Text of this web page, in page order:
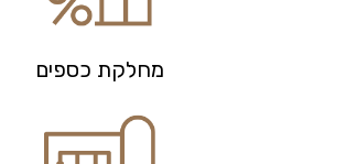
מחלקת כספים